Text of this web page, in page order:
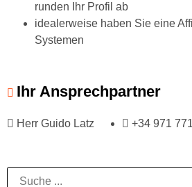
runden Ihr Profil ab
idealerweise haben Sie eine
Systemen
Ihr Ansprechpartner
Herr Guido Latz +34 971